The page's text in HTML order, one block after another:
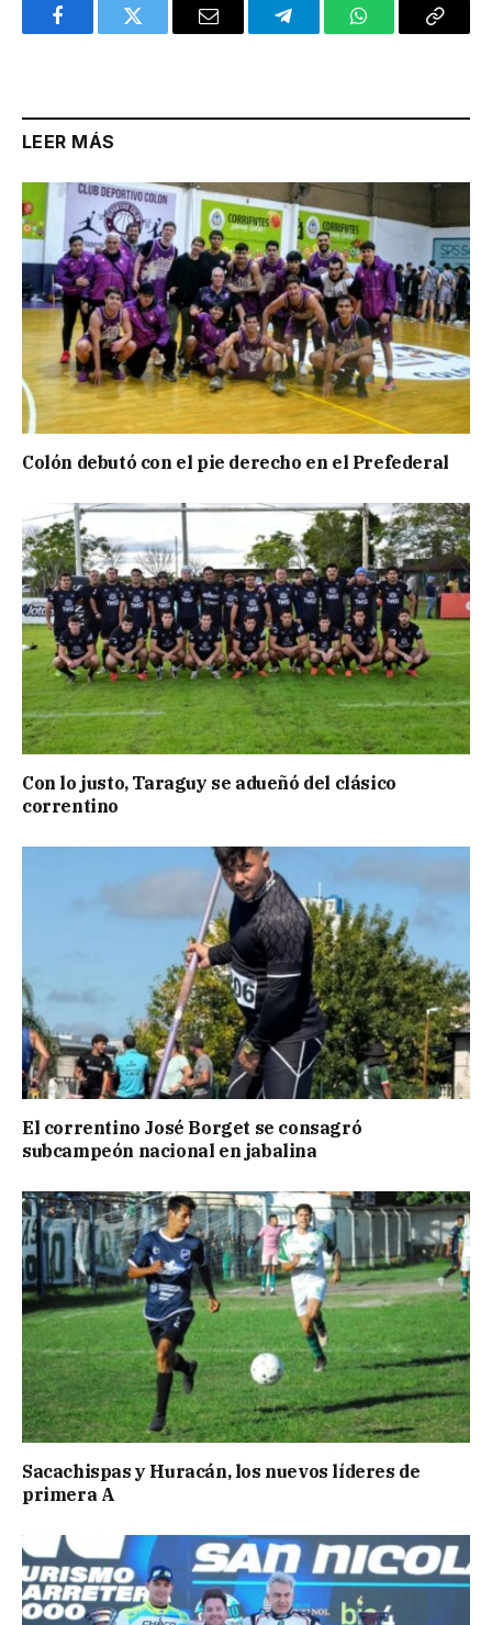
FacebookTwitter Email TelegramWhatsAppCopy
LEER MÁS
Colón debutó con el pie derecho en el Prefederal
Con lo justo, Taraguy se adueñó del clásico
correntino
El correntino José Borget se consagró
subcampeón nacional en jabalina
Sacachispas y Huracán, los nuevos líderes de
primera A